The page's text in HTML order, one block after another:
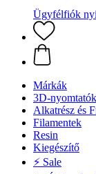
Ügyfélfiók
Márkák
3D-
Alkatrész és
Filamentek
Resin
Kiegészítő
⚡ Sale